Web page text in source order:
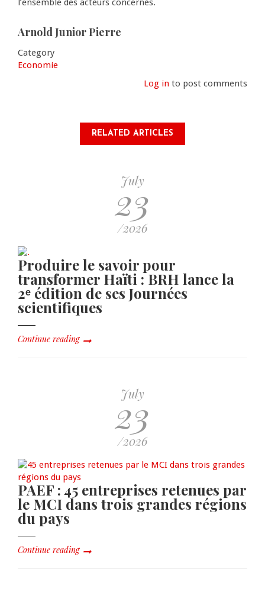
l’ensemble des acteurs concernés.
Arnold Junior Pierre
Category
Economie
Log in to post comments
RELATED ARTICLES
July
23
/2026
Produire le savoir pour
transformer Haïti : BRH lance la
2ᵉ édition de ses Journées
scientifiques
Continue reading
July
23
/2026
PAEF : 45 entreprises retenues par
le MCI dans trois grandes régions
du pays
Continue reading